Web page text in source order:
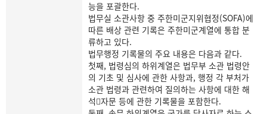
능을 포괄한다.
법무실 소관사항 중 주한미군지위협정(SOFA)에
따른 배상 관련 기록은 주한미군계열에 통합 분
류하고 있다.
법무행정 기록물의 주요 내용은 다음과 같다.
첫째, 법령심의 하위계열은 법무부 소관 법령안
의 기초 및 심사에 관한 사항과, 행정 각 부처가
소관 법령과 관련하여 질의하는 사항에 대한 해
석자문 등에 관한 기록물을 포함한다.